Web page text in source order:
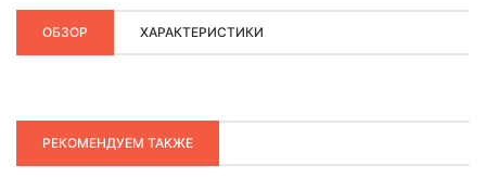
ОБЗОР ХАРАКТЕРИСТИКИ
РЕКОМЕНДУЕМ ТАКЖЕ